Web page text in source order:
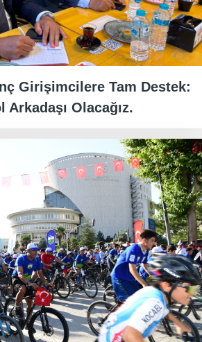
Girişimcilere Tam Destek:
Arkadaşı Olacağız.